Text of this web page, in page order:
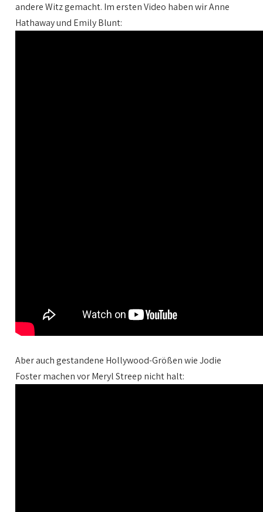
andere Witz gemacht. Im ersten Video haben wir Anne
Hathaway und Emily Blunt:
Aber auch gestandene Hollywood-Größen wie Jodie
Foster machen vor Meryl Streep nicht halt: